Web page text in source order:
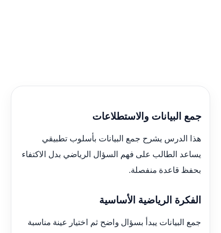
جمع البيانات والاستطلاعات
هذا الدرس يشرح جمع البيانات بأسلوب تطبيقي
يساعد الطالب على فهم السؤال الرياضي بدل الاكتفاء
بحفظ قاعدة منفصلة.
الفكرة الرياضية الأساسية
جمع البيانات يبدأ بسؤال واضح ثم اختيار عينة مناسبة